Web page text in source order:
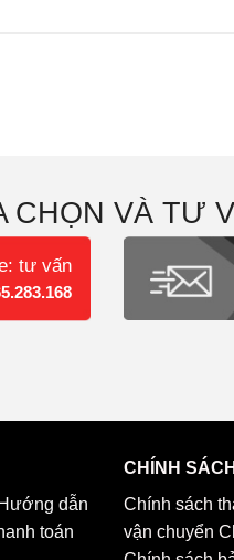
CHỌN VÀ TƯ
tư vấn
Hướng dẫn
toán
CHÍNH
Chính sách
vận chuyển